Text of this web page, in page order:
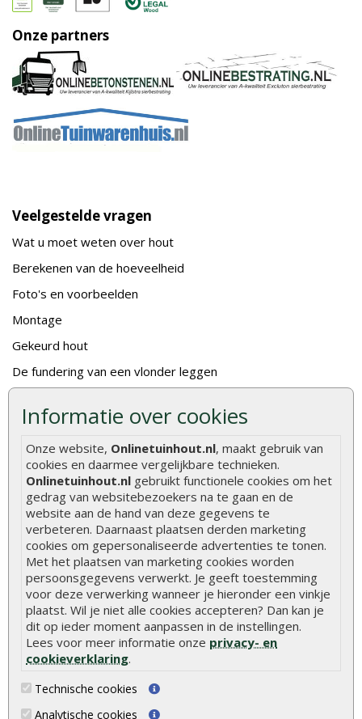
Informatie over cookies
Onze website, Onlinetuinhout.nl, maakt gebruik van
cookies en daarmee vergelijkbare technieken.
Onlinetuinhout.nl gebruikt functionele cookies om het
gedrag van websitebezoekers na te gaan en de
website aan de hand van deze gegevens te
verbeteren. Daarnaast plaatsen derden marketing
cookies om gepersonaliseerde advertenties te tonen.
Met het plaatsen van marketing cookies worden
persoonsgegevens verwerkt. Je geeft toestemming
voor deze verwerking wanneer je hieronder een vinkje
plaatst. Wil je niet alle cookies accepteren? Dan kan je
dit op ieder moment aanpassen in de instellingen.
Lees voor meer informatie onze privacy- en
cookieverklaring.
Technische cookies
Analytische cookies
Onze partners
Veelgestelde vragen
Wat u moet weten over hout
Berekenen van de hoeveelheid
Foto's en voorbeelden
Montage
Gekeurd hout
De fundering van een vlonder leggen
Hoe zelf een vlonder leggen
Hoe betonpaal plaatsen
Hoe schutting plaatsen
De 9 beste tuinschermen van Onlinetuinhout.nl
Stijlvolle houtsoorten voor in de tuin
Duurzame tuin
Welke palen voor een schapenhek
Alle populaire categorieën
Tuinhout
Tuindeuren